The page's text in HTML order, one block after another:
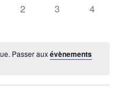
0 évènement,
2 0 évènement,
3 0
4
Passer auxévènements